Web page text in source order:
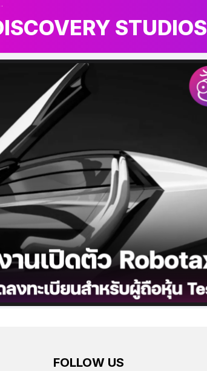
STUDIOS
FOLLOW US